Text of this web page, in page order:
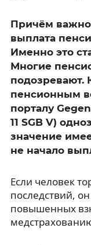
Причём важно
выплата
Именно это
Многие
подозревают.
пенсионным
порталу
11 SGB V)
значение
не начало
Если человек
последствий, он
повышенных